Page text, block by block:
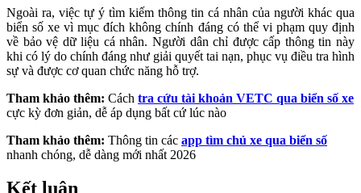
Ngoài ra, việc tự ý tìm kiếm thông tin cá nhân của người khác qua
biển số xe vì mục đích không chính đáng có thể vi phạm quy định
về bảo vệ dữ liệu cá nhân. Người dân chỉ được cấp thông tin này
khi có lý do chính đáng như giải quyết tai nạn, phục vụ điều tra hình
sự và được cơ quan chức năng hỗ trợ.
Tham khảo thêm: Cách tra cứu tài khoản VETC qua biển số xe
cực kỳ đơn giản, dễ áp dụng bất cứ lúc nào
Tham khảo thêm: Thông tin các app tìm chủ xe qua biển số
nhanh chóng, dễ dàng mới nhất 2026
Kết luận